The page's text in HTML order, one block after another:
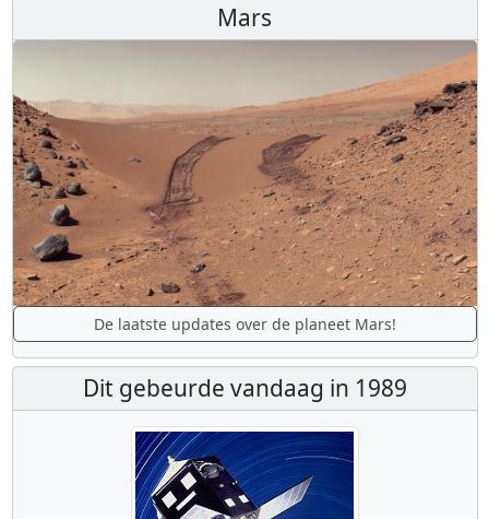
Mars
De laatste updates over de planeet Mars!
Dit gebeurde vandaag in 1989